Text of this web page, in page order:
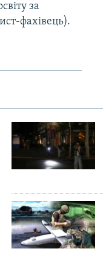
за
фахівець).